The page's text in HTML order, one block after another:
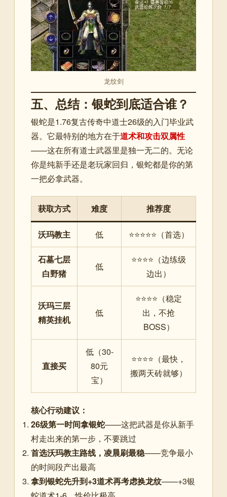
龙纹剑
五、总结：银蛇到底适合谁？
银蛇是1.76复古传奇中道士26级的入门毕业武
器。它最特别的地方在于道术和攻击双属性
——这在所有道士武器里是独一无二的。无论
你是纯新手还是老玩家回归，银蛇都是你的第
一把必拿武器。
获取方式 难度 推荐度
沃玛教主 低 ⭐⭐⭐⭐⭐（首选）
石墓七层
白野猪
低
⭐⭐⭐⭐（边练级
边出）
沃玛三层
精英挂机
低
⭐⭐⭐⭐（稳定
出，不抢
BOSS）
直接买
低（30-
80元
宝）
⭐⭐⭐⭐（最快，
搬两天砖就够）
核心行动建议：
26级第一时间拿银蛇——这把武器是你从新手
村走出来的第一步，不要跳过
首选沃玛教主路线，凌晨刷最稳——竞争最小
的时间段产出最高
拿到银蛇先升到+3道术再考虑换龙纹——+3银